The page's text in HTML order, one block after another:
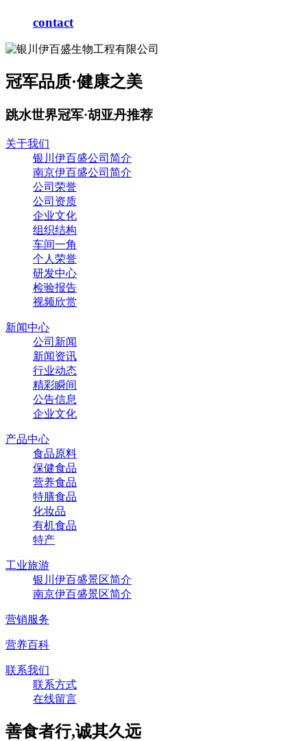
contact
冠军品质·健康之美
跳水世界冠军·胡亚丹推荐
关于我们
银川伊百盛公司简介
南京伊百盛公司简介
公司荣誉
公司资质
企业文化
组织结构
车间一角
个人荣誉
研发中心
检验报告
视频欣赏
新闻中心
公司新闻
新闻资讯
行业动态
精彩瞬间
公告信息
企业文化
产品中心
食品原料
保健食品
营养食品
特膳食品
化妆品
有机食品
特产
工业旅游
银川伊百盛景区简介
南京伊百盛景区简介
营销服务
营养百科
联系我们
联系方式
在线留言
善食者行,诚其久远